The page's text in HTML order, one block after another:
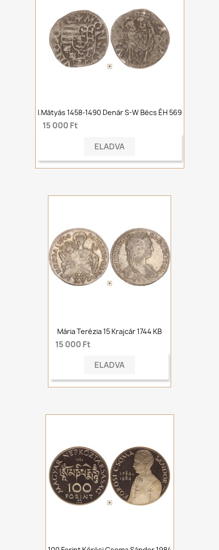
I.Mátyás 1458-1490 Denár S-W Bécs ÉH 569
15 000 Ft
ELADVA
Mária Terézia 15 Krajcár 1744 KB
15 000 Ft
ELADVA